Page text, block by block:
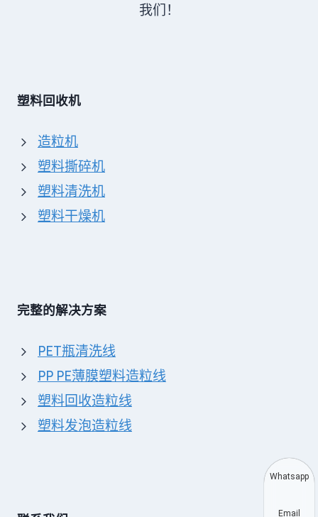
我们！
塑料回收机
造粒机
塑料撕碎机
塑料清洗机
塑料干燥机
完整的解决方案
PET瓶清洗线
PP PE薄膜塑料造粒线
塑料回收造粒线
塑料发泡造粒线
Whatsapp
Email